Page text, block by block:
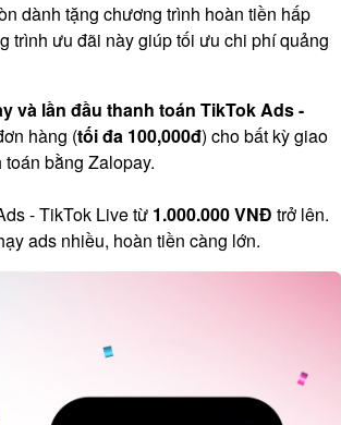
dành tặng chương trình hoàn tiền hấp
trình ưu đãi này giúp tối ưu chi phí quảng
và lần đầu thanh toán TikTok Ads -
hàng (tối đa 100,000đ) cho bất kỳ giao
bằng Zalopay.
- TikTok Live từ 1.000.000 VNĐ trở lên.
ads nhiều, hoàn tiền càng lớn.